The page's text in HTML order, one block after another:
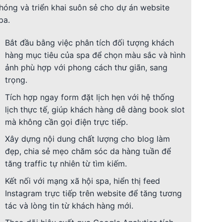
và triển khai suôn sẻ cho dự án website
Bắt đầu bằng việc phân tích đối tượng khách
hàng mục tiêu của spa để chọn màu sắc và hình
ảnh phù hợp với phong cách thư giãn, sang
trọng.
Tích hợp ngay form đặt lịch hẹn với hệ thống
lịch thực tế, giúp khách hàng dễ dàng book slot
mà không cần gọi điện trực tiếp.
Xây dựng nội dung chất lượng cho blog làm
đẹp, chia sẻ mẹo chăm sóc da hàng tuần để
tăng traffic tự nhiên từ tìm kiếm.
Kết nối với mạng xã hội spa, hiển thị feed
Instagram trực tiếp trên website để tăng tương
tác và lòng tin từ khách hàng mới.